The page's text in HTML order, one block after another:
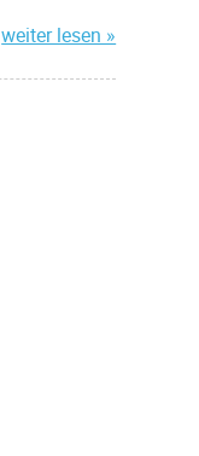
weiter lesen »